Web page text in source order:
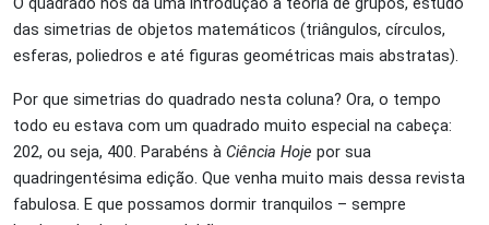
das simetrias de objetos matemáticos (triângulos, círculos,
esferas, poliedros e até figuras geométricas mais abstratas).
Por que simetrias do quadrado nesta coluna? Ora, o tempo
todo eu estava com um quadrado muito especial na cabeça:
202, ou seja, 400. Parabéns à Ciência Hoje por sua
quadringentésima edição. Que venha muito mais dessa revista
fabulosa. E que possamos dormir tranquilos – sempre